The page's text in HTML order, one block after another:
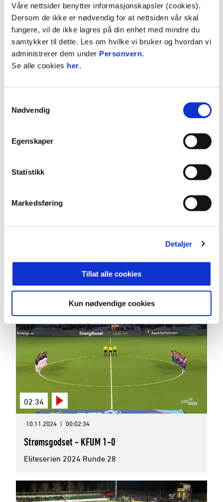
Våre nettsider benytter informasjonskapsler (cookies).
Dersom de ikke er nødvendig for at nettsiden vår skal
fungere, vil de ikke lagres på din enhet med mindre du
samtykker til dette. Les om hvilke vi bruker og hvordan vi
administrerer dem under Personvern.
Se alle cookies her.
Nødvendig
Egenskaper
Statistikk
Markedsføring
Detaljer
Tillat alle cookies
Kun nødvendige cookies
02:57
Eliteserien 2024 Runde 30
03:05
Eliteserien 2024 Runde 29
02:34
10.11.2024 | 00:02:34
Strømsgodset - KFUM 1-0
Eliteserien 2024 Runde 28